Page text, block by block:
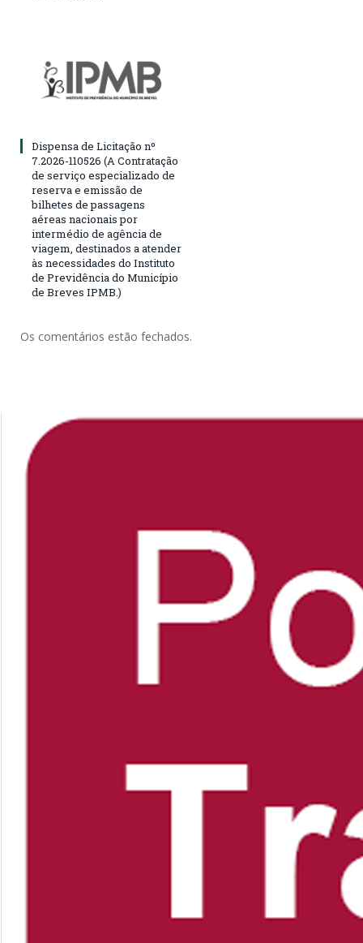
Dispensa de Licitação nº
7.2026-110526 (A Contratação
de serviço especializado de
reserva e emissão de
bilhetes de passagens
aéreas nacionais por
intermédio de agência de
viagem, destinados a atender
às necessidades do Instituto
de Previdência do Município
de Breves IPMB.)
Os comentários estão fechados.